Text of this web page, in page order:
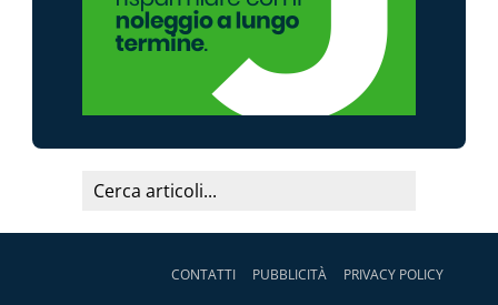
CONTATTI PUBBLICITÀ PRIVACY POLICY